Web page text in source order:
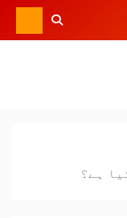
ہے؟